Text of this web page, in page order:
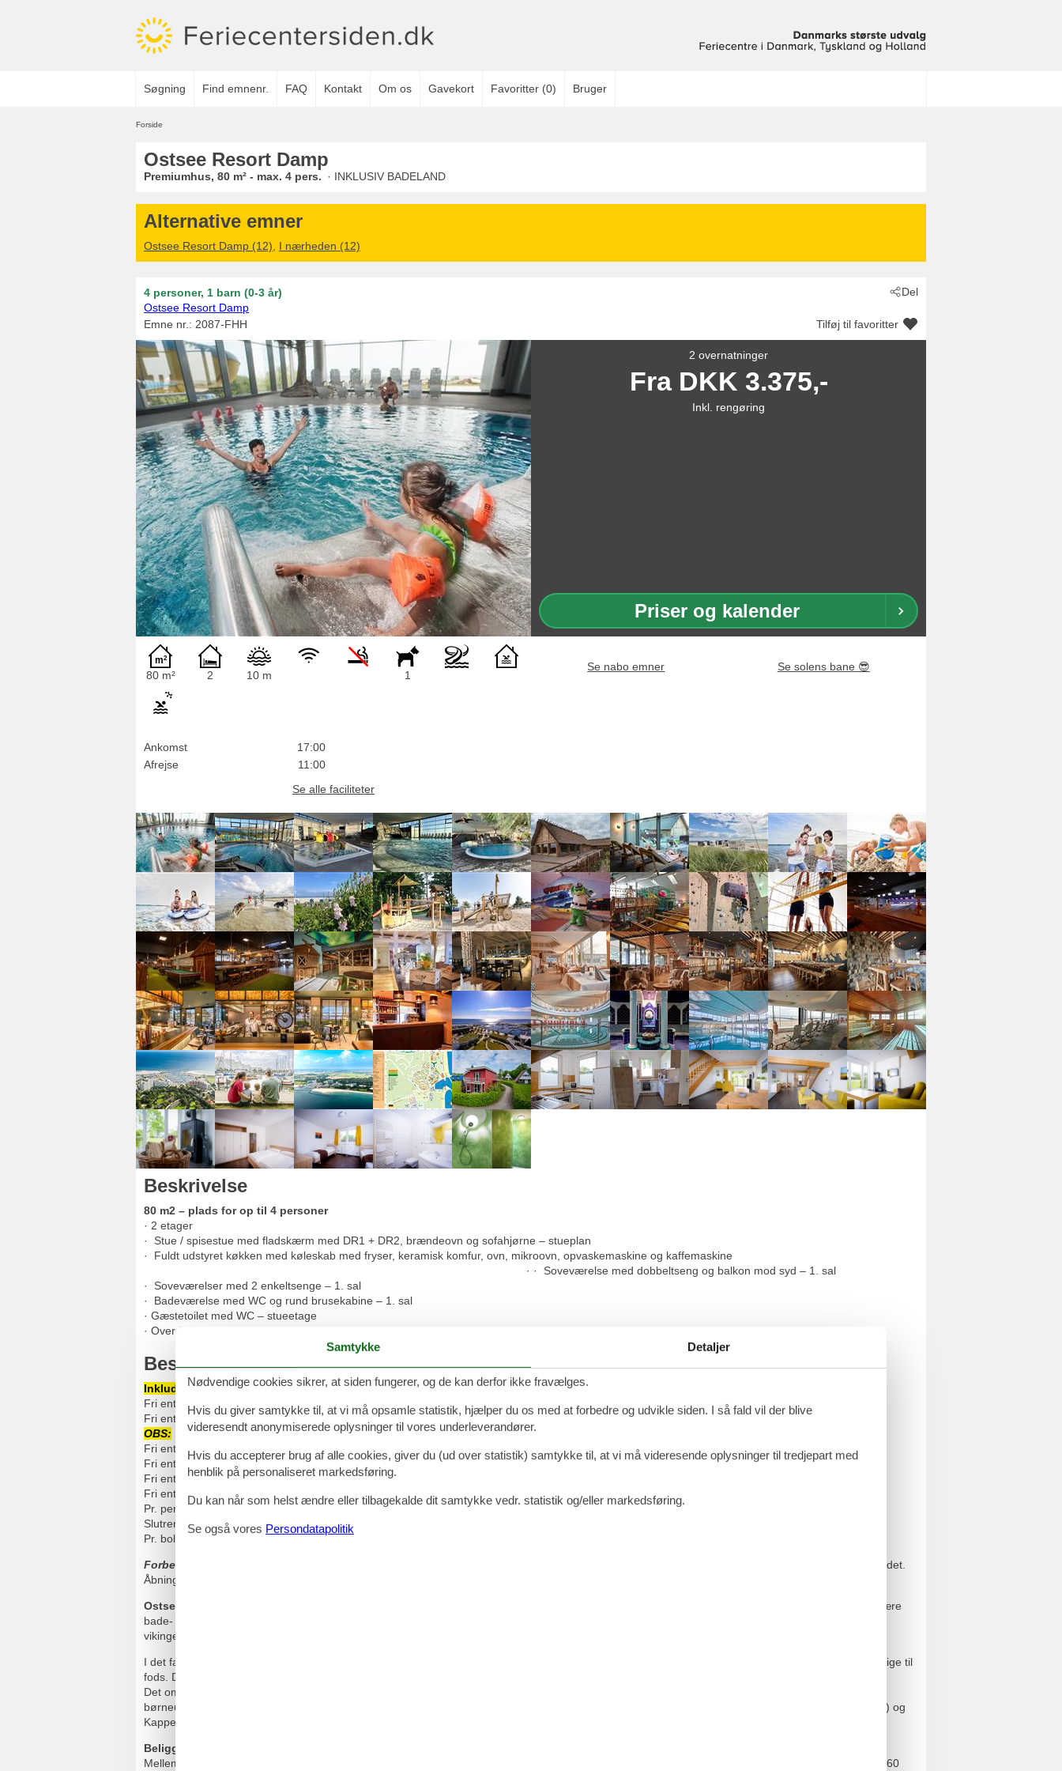
Søgning Find emnenr. FAQ Kontakt Om os Gavekort Favoritter (0) Bruger
Forside
Ostsee Resort Damp
Premiumhus, 80 m² - max. 4 pers. · INKLUSIV BADELAND
Alternative emner
Ostsee Resort Damp (12) I nærheden (12)
Del
4 personer 1 barn (0-3 år)
Ostsee Resort Damp
Emne nr.: 2087-FHH Tilføj til favoritter
2 overnatninger
Fra DKK 3.375,-
Inkl. rengøring
Priser og kalender
80 m² 2 10 m 1
Ankomst
17:00
Afrejse
11:00
Se alle faciliteter
Se nabo emner Se solens bane 😎
Beskrivelse
80 m2 – plads for op til 4 personer
· 2 etager
· Stue / spisestue med fladskærm med DR1 + DR2, brændeovn og sofahjørne – stueplan
· Fuldt udstyret køkken med køleskab med fryser, keramisk komfur, ovn, mikroovn, opvaskemaskine og kaffemaskine
· · Soveværelse med dobbeltseng og balkon mod syd – 1. sal
· Soveværelser med 2 enkeltsenge – 1. sal
· Badeværelse med WC og rund brusekabine – 1. sal
· Gæstetoilet med WC – stueetage
· Overdækket terrasse og balkon
Beskrivelse for Ostsee Resort Damp
Inkluderet i prisen er:
Fri entré til badeland
Entdeckerbad
med udendørspool og vandrutschebane (3 timer)
Fri entré til Vikinge saunaområdetVärmland.
OBS: Värmland-Saunaen er alle dage fra kl. 13 TEXTILFRI!! Kun fra kl 10-12.45 kan saunaen benyttes som familiesauna og dermed i badetøj.
Fri entré til Indoor-Spasspark
Funhalla
(ekskl. leje-, plads- og kursusgebyr).
Fri entré til saunaområdetMare Maramed 8 forskellige saunaer, hvilerum med havudsigt, afslapningspool og vitalbar. (fra 14 år)
Fri entré til havvands svømmebad iMare Mara(fra 14 år)
Fri entré til fitness center i Mare Mara
(fra 16 år)
Pr. person 1 x linnedpakke (Linned, 2 håndklæder, 2 viskestykker).
Slutrengøring, el, vand, varme og WiFi.
Pr. bolig 1 p-plads i nærheden af huset.
Forbehold:
Der gælder kapacitetsgrænser for ALLE faciliteter. Ostsee Resort Damp giver derfor ingen garanti for faciliteternes rådighed under opholdet.
Åbningstider kan variere og periodiske lukninger kan forekomme. Der ydes ingen kompensation/erstatning for manglende/lukkede/optagede faciliter.
Ostsee Resort Damp
ligger direkte ved Østersøkysten mellem Kiel og Flensborg. En af de smukkeste strande i Nordtyskland ligger ved dette populære
bade- og feriested. Hyggeligt indrettede feriehuse og det nyrenoverede Ostseehotel Midgard ligger midt i Ostsee Resort Damp, Tysklands første
vikingeresort.
I det familievenlige Ostsee Resort Damp lægger man stor vægt på natur og sundhed. Derfor er feriestedet næsten bilfrit, og alle tilbud er let tilgængelige til
fods. Den fire kilometer lange sandstrand med egen marina ligger lige ved siden af indkvarteringen.
Det omfattende Viking-resort tilbyder et meget varieret udvalg af aktiviteter året rundt. Blandt andet den store indendørs forlystelsespark Funhalla,
børneunderholdning, en eventyrpool, forskellige restauranter, saunaområder, wellness og meget mere. De populære udflugtsmål Eckernförde (20km) og
Kappeln (20 km) ligger kun få kilometer væk.
Beliggenhed
Mellem Kiel og Flensborg ligger dette store ferieanlæg på et ca. 64 km² stort område med fartbegrænsning. Afstand til Kiel ca. 50 km., Flensburg ca. 60
Samtykke Detaljer
Nødvendige cookies sikrer, at siden fungerer, og de kan derfor ikke fravælges.
Hvis du giver samtykke til, at vi må opsamle statistik, hjælper du os med at forbedre og udvikle siden. I så fald vil der blive
videresendt anonymiserede oplysninger til vores underleverandører.
Hvis du accepterer brug af alle cookies, giver du (ud over statistik) samtykke til, at vi må videresende oplysninger til tredjepart med
henblik på personaliseret markedsføring.
Du kan når som helst ændre eller tilbagekalde dit samtykke vedr. statistik og/eller markedsføring.
Se også vores Persondatapolitik